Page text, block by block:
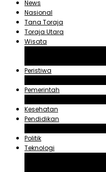
News
Nasional
Tana Toraja
Toraja Utara
Wisata
Peristiwa
Pemerintah
Kesehatan
Pendidikan
Politik
Teknologi